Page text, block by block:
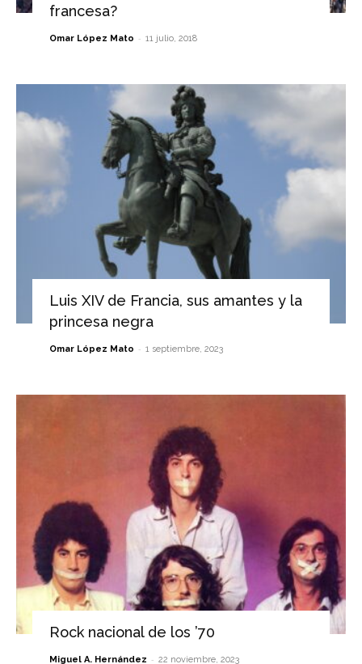
francesa?
Omar López Mato - 11 julio, 2018
Luis XIV de Francia, sus amantes y la
princesa negra
Omar López Mato - 1 septiembre, 2023
Rock nacional de los ’70
Miguel A. Hernández - 22 noviembre, 2023